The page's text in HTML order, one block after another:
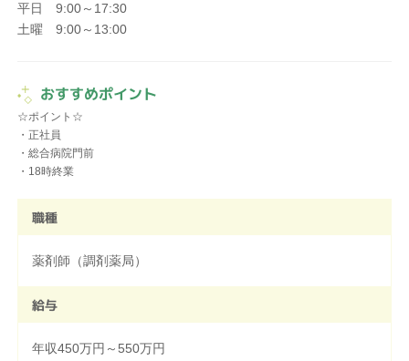
平日 9:00～17:30
土曜 9:00～13:00
おすすめポイント
☆ポイント☆
・正社員
・総合病院門前
職種
薬剤師（調剤薬局）
給与
年収450万円～550万円